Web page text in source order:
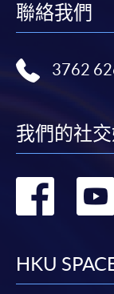
聯絡我們
3762
我們的社
轉
HKU